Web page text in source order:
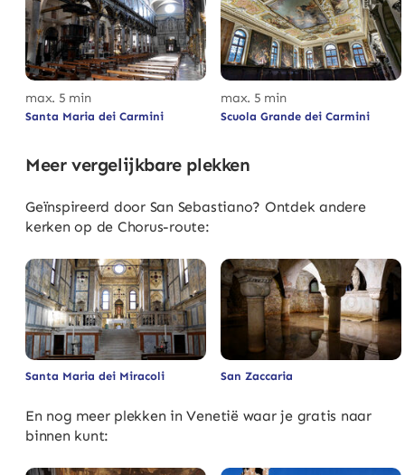
max. 5 min
Santa Maria dei Carmini
max. 5 min
Scuola Grande dei Carmini
Meer vergelijkbare plekken
Geïnspireerd door San Sebastiano? Ontdek andere
kerken op de Chorus-route:
Santa Maria dei Miracoli San Zaccaria
En nog meer plekken in Venetië waar je gratis naar
binnen kunt: